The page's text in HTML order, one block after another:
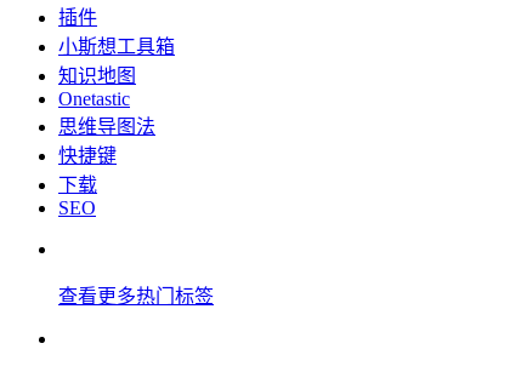
插件
小斯想工具箱
知识地图
Onetastic
思维导图法
快捷键
下载
SEO
查看更多热门标签